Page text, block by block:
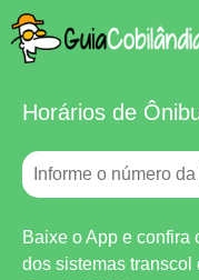
Horários de
Baixe o App e confira
dos sistemas transcol